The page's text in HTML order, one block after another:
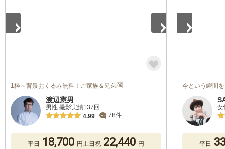
1枠～背景おくるみ無料！ご家族＆兄弟🆗
渡辺憲男
男性 撮影実績137回
4.99
78件
平日 18,700 円土日祝 22,440 円
今という瞬間
女
平日